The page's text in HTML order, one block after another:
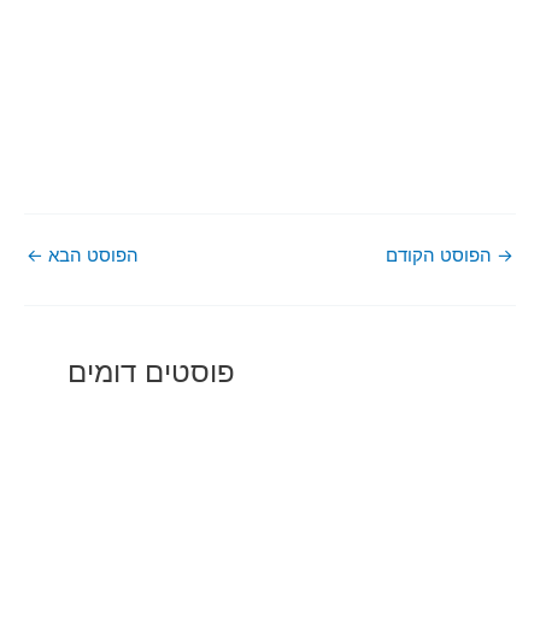
→ הפוסט הקודם הפוסט הבא ←
פוסטים דומים